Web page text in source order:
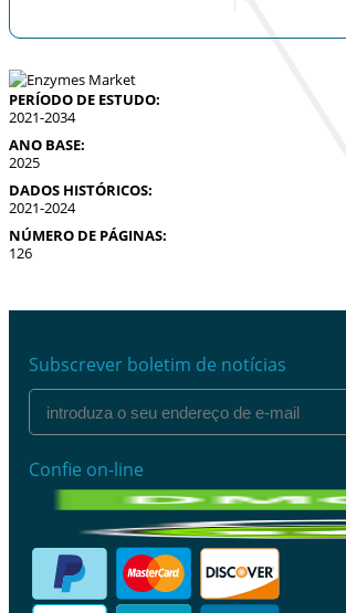
PERÍODO DE ESTUDO:
2021-2034
ANO BASE:
2025
DADOS HISTÓRICOS:
2021-2024
NÚMERO DE PÁGINAS:
126
Subscrever boletim de notícias
Confie on-line